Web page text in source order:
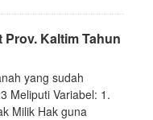
Kaltim Tahun
yang sudah
Meliputi Variabel: 1.
Milik Hak guna